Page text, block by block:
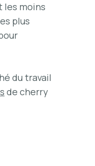
les moins
plus
du travail
de cherry